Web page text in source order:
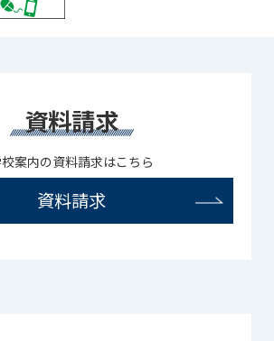
資料請求
案内の資料請求はこちら
資料請求